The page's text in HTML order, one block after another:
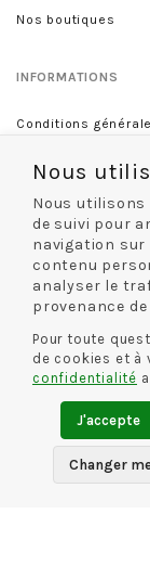
Nos boutiques
INFORMATIONS
Conditions
INFORMATIONS
Livraison et retour
Guide des tailles
CONTACT
Rue De La
46 rue Royale
45000 Orléans
02 38 68 60 13
Nous
Nous utilisons
de suivi pour
navigation
contenu
analyser le
provenance
Pour toute
de cookies et à
confidentialité
J'accepte
Changer